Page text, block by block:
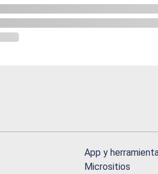
App y
Micrositios